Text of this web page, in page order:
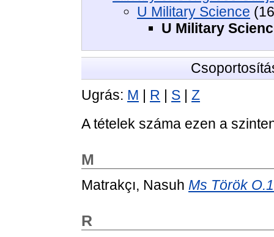
U Military Science
U Military
Ugrás: M R S
Z
A tételek száma ezen a
M
Matrakçı, Nasuh Ms Török
R